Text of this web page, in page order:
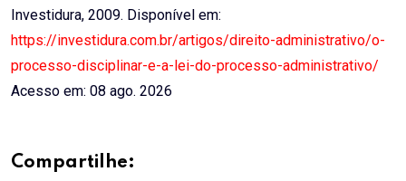
Investidura, 2009. Disponível em:
https://investidura.com.br/artigos/direito-administrativo/o-
processo-disciplinar-e-a-lei-do-processo-administrativo/
Acesso em: 08 ago. 2026
Compartilhe: